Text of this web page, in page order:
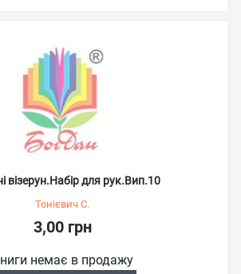
візерун.Набір для рук.Вип.10
Тонієвич С.
3,00 грн
немає в продажу